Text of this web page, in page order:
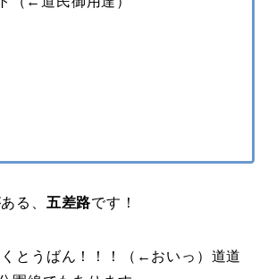
る、 五差路です！
とうばん！！！（←おいっ）道道